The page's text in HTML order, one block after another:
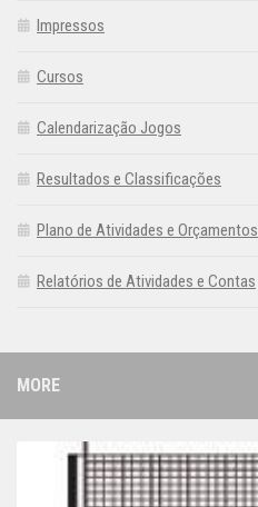
Impressos
Cursos
Calendarização Jogos
Resultados e Classificações
Plano de Atividades e Orçamentos
Relatórios de Atividades e Contas
MORE